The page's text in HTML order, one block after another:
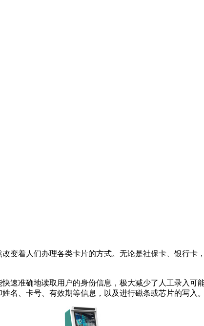
着人们办理各类卡片的方式。无论是社保卡、银行卡
准确地读取用户的身份信息，极大减少了人工录入可
名、卡号、有效期等信息，以及进行磁条或芯片的写入。